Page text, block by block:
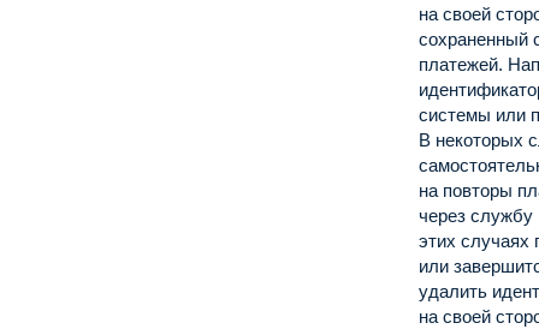
на своей
сохраненный
платежей.
системы или
В некоторых
на повторы
через службу
этих случаях
или
удалить
на своей